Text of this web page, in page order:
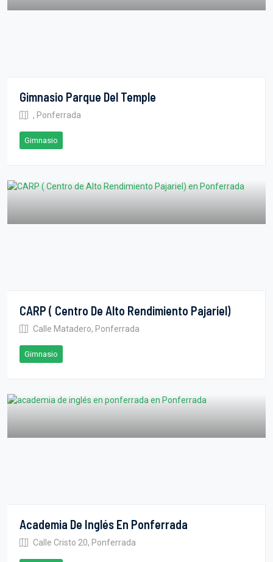
Gimnasio Parque Del Temple
, Ponferrada
Gimnasio
CARP ( Centro De Alto Rendimiento Pajariel)
Calle Matadero, Ponferrada
Gimnasio
Academia De Inglés En Ponferrada
Calle Cristo 20, Ponferrada